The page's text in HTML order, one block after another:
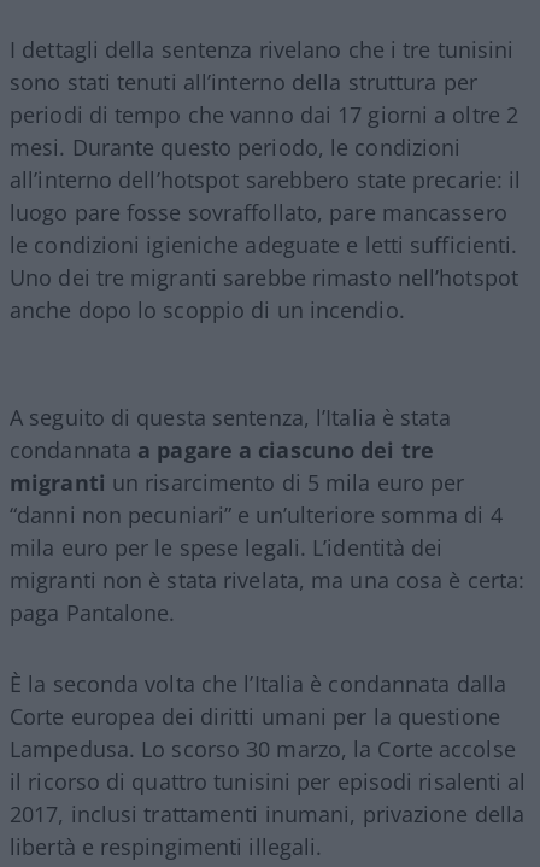
I dettagli della sentenza rivelano che i tre tunisini
sono stati tenuti all’interno della struttura per
periodi di tempo che vanno dai 17 giorni a oltre 2
mesi. Durante questo periodo, le condizioni
all’interno dell’hotspot sarebbero state precarie: il
luogo pare fosse sovraffollato, pare mancassero
le condizioni igieniche adeguate e letti sufficienti.
Uno dei tre migranti sarebbe rimasto nell’hotspot
anche dopo lo scoppio di un incendio.
A seguito di questa sentenza, l’Italia è stata
condannata a pagare a ciascuno dei tre
migranti un risarcimento di 5 mila euro per
“danni non pecuniari” e un’ulteriore somma di 4
mila euro per le spese legali. L’identità dei
migranti non è stata rivelata, ma una cosa è certa:
paga Pantalone.
È la seconda volta che l’Italia è condannata dalla
Corte europea dei diritti umani per la questione
Lampedusa. Lo scorso 30 marzo, la Corte accolse
il ricorso di quattro tunisini per episodi risalenti al
2017, inclusi trattamenti inumani, privazione della
libertà e respingimenti illegali.